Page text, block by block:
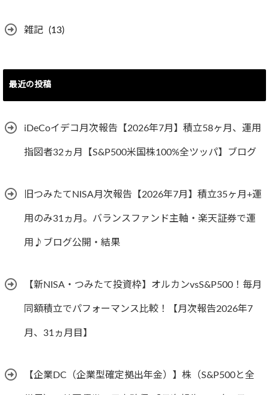
雑記 (13)
最近の投稿
iDeCoイデコ月次報告【2026年7月】積立58ヶ月、運用
指図者32ヵ月【S&P500米国株100%全ツッパ】ブログ
旧つみたてNISA月次報告【2026年7月】積立35ヶ月+運
用のみ31ヵ月。バランスファンド主軸・楽天証券で運
用♪ブログ公開・結果
【新NISA・つみたて投資枠】オルカンvsS&P500！毎月
同額積立でパフォーマンス比較！【月次報告2026年7
月、31ヵ月目】
【企業DC（企業型確定拠出年金）】株（S&P500と全